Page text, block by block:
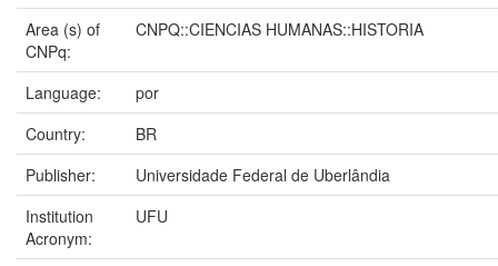
Area (s) of
CNPq:
CNPQ::CIENCIAS HUMANAS::HISTORIA
Language:
por
Country:
BR
Publisher:
Universidade Federal de Uberlândia
Institution
Acronym:
UFU